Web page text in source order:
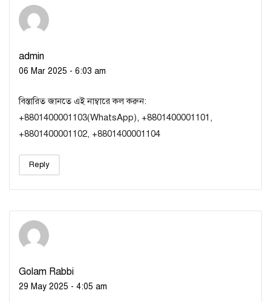
admin
06 Mar 2025 - 6:03 am
বিস্তারিত জানতে এই নাম্বারে কল করুন:
+8801400001103(WhatsApp), +8801400001101,
+8801400001102, +8801400001104
Reply
Golam Rabbi
29 May 2025 - 4:05 am